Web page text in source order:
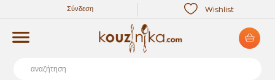
Wishlist
Σύνδεση